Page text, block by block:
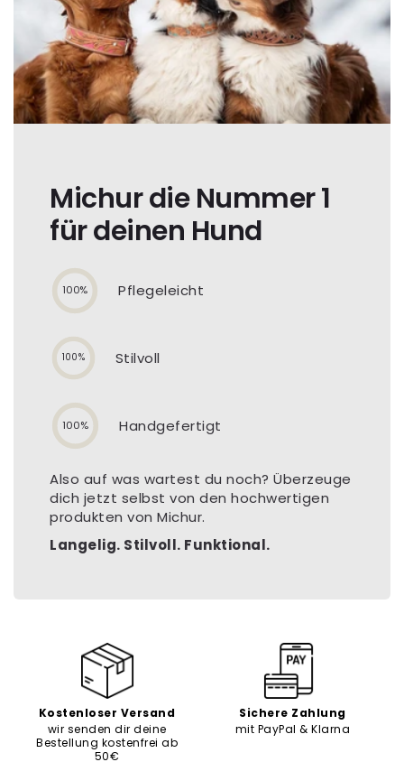
Michur die Nummer 1
für deinen Hund
100% Pflegeleicht
100% Stilvoll
100% Handgefertigt
Also auf was wartest du noch? Überzeuge
dich jetzt selbst von den hochwertigen
produkten von Michur.
Langelig. Stilvoll. Funktional.
Kostenloser Versand
wir senden dir deine
Bestellung kostenfrei ab
50€
Sichere Zahlung
mit PayPal & Klarna